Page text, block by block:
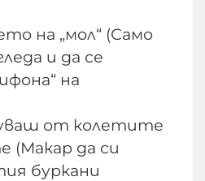
на „мол“ (Само
и да се
на
от колетите
(Макар да си
буркани